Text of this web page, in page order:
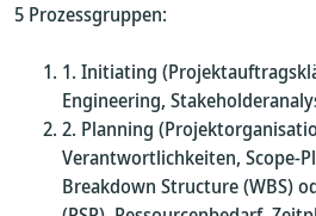
5 Prozessgruppen:
Initiating
Engineering,
Planning
Verantwortlichkeiten, Scope-
Breakdown Structure (WBS)